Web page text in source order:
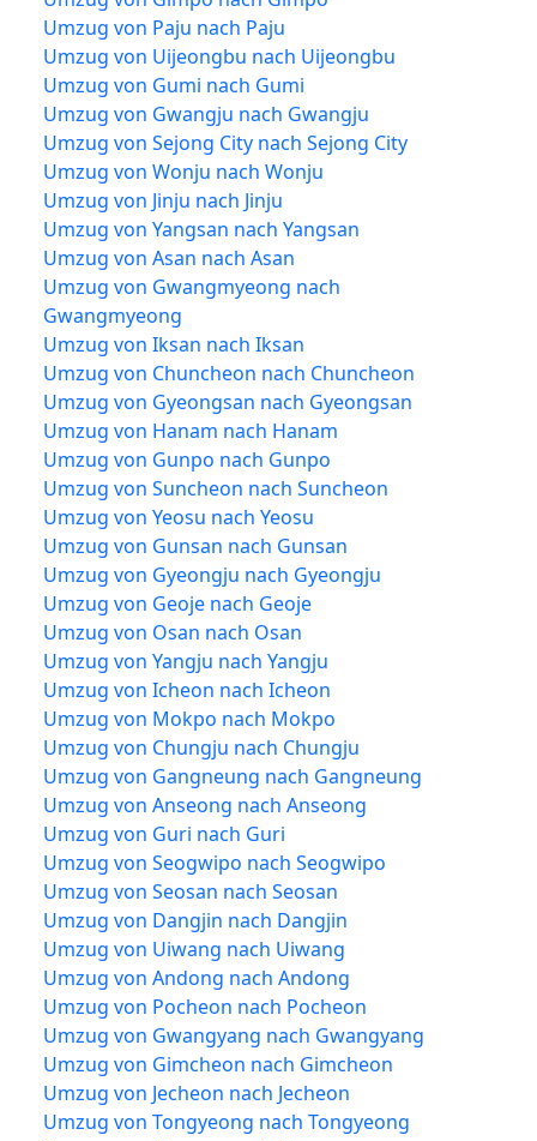
Umzug von Paju nach Paju
Umzug von Uijeongbu nach Uijeongbu
Umzug von Gumi nach Gumi
Umzug von Gwangju nach Gwangju
Umzug von Sejong City nach Sejong City
Umzug von Wonju nach Wonju
Umzug von Jinju nach Jinju
Umzug von Yangsan nach Yangsan
Umzug von Asan nach Asan
Umzug von Gwangmyeong nach
Gwangmyeong
Umzug von Iksan nach Iksan
Umzug von Chuncheon nach Chuncheon
Umzug von Gyeongsan nach Gyeongsan
Umzug von Hanam nach Hanam
Umzug von Gunpo nach Gunpo
Umzug von Suncheon nach Suncheon
Umzug von Yeosu nach Yeosu
Umzug von Gunsan nach Gunsan
Umzug von Gyeongju nach Gyeongju
Umzug von Geoje nach Geoje
Umzug von Osan nach Osan
Umzug von Yangju nach Yangju
Umzug von Icheon nach Icheon
Umzug von Mokpo nach Mokpo
Umzug von Chungju nach Chungju
Umzug von Gangneung nach Gangneung
Umzug von Anseong nach Anseong
Umzug von Guri nach Guri
Umzug von Seogwipo nach Seogwipo
Umzug von Seosan nach Seosan
Umzug von Dangjin nach Dangjin
Umzug von Uiwang nach Uiwang
Umzug von Andong nach Andong
Umzug von Pocheon nach Pocheon
Umzug von Gwangyang nach Gwangyang
Umzug von Gimcheon nach Gimcheon
Umzug von Jecheon nach Jecheon
Umzug von Tongyeong nach Tongyeong